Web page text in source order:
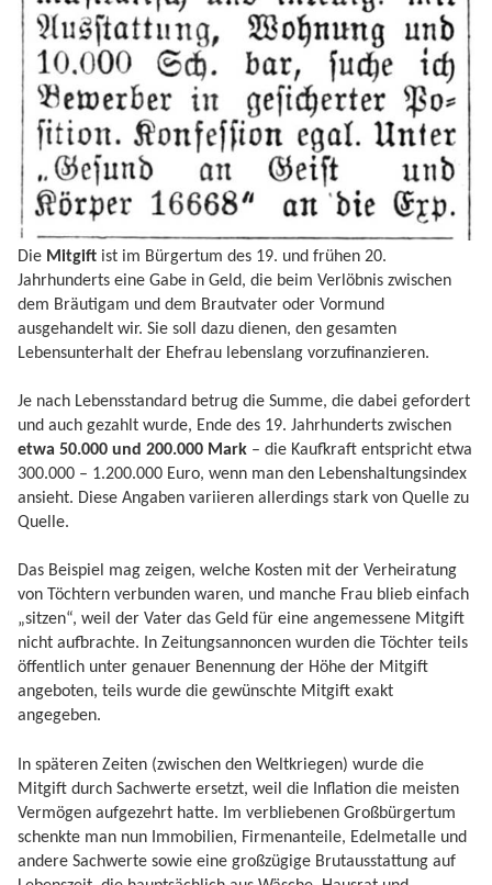
Die Mitgift ist im Bürgertum des 19. und frühen 20.
Jahrhunderts eine Gabe in Geld, die beim Verlöbnis zwischen
dem Bräutigam und dem Brautvater oder Vormund
ausgehandelt wir. Sie soll dazu dienen, den gesamten
Lebensunterhalt der Ehefrau lebenslang vorzufinanzieren.
Je nach Lebensstandard betrug die Summe, die dabei gefordert
und auch gezahlt wurde, Ende des 19. Jahrhunderts zwischen
etwa 50.000 und 200.000 Mark – die Kaufkraft entspricht etwa
300.000 – 1.200.000 Euro, wenn man den Lebenshaltungsindex
ansieht. Diese Angaben variieren allerdings stark von Quelle zu
Quelle.
Das Beispiel mag zeigen, welche Kosten mit der Verheiratung
von Töchtern verbunden waren, und manche Frau blieb einfach
„sitzen“, weil der Vater das Geld für eine angemessene Mitgift
nicht aufbrachte. In Zeitungsannoncen wurden die Töchter teils
öffentlich unter genauer Benennung der Höhe der Mitgift
angeboten, teils wurde die gewünschte Mitgift exakt
angegeben.
In späteren Zeiten (zwischen den Weltkriegen) wurde die
Mitgift durch Sachwerte ersetzt, weil die Inflation die meisten
Vermögen aufgezehrt hatte. Im verbliebenen Großbürgertum
schenkte man nun Immobilien, Firmenanteile, Edelmetalle und
andere Sachwerte sowie eine großzügige Brutausstattung auf